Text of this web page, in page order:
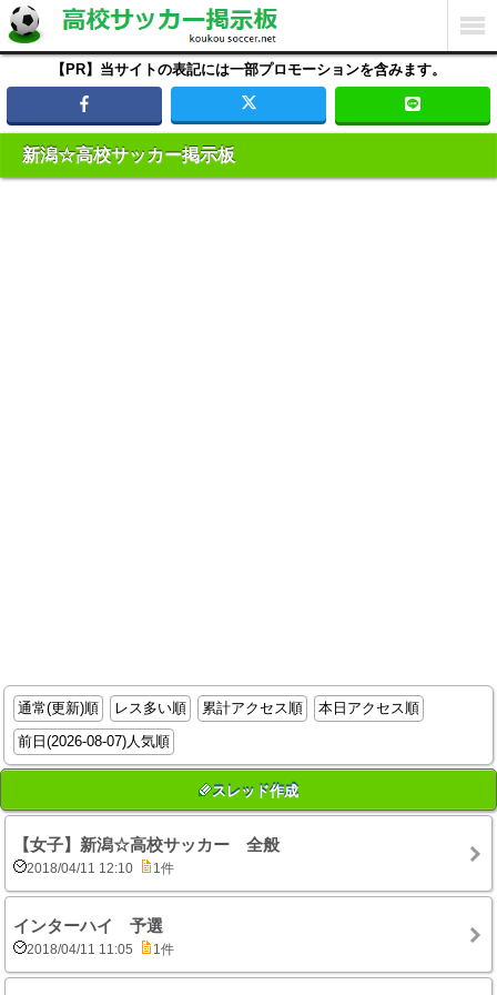
【PR】当サイトの表記には一部プロモーションを含みます。
新潟☆高校サッカー掲示板
通常(更新)順 レス多い順 累計アクセス順
本日アクセス順
前日(2026-08-07)人気順
スレッド作成
【女子】新潟☆高校サッカー 全般
2018/04/11 12:10 1件
インターハイ 予選
2018/04/11 11:05 1件